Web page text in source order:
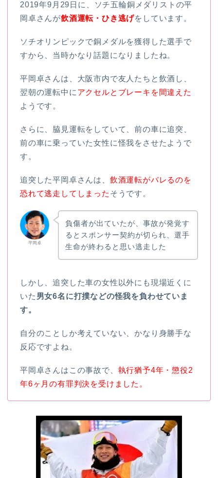
2019年9月29日に、ソチ五輪銅メダリストの平
岡卓さんが飲酒運転・ひき逃げをしています。
ソチオリンピックで銅メダルを獲得した選手で
すから、当時かなり話題になりましたね。
平岡卓さんは、大阪市内で友人たちと飲酒し、
翌朝の運転中にアクセルとブレーキを間違えた
ようです。
さらに、脇見運転をしていて、前の車に追突、
前の車に乗っていた女性に怪我をさせたようで
す。
追突した平岡卓さんは、 飲酒運転がバレるのを
恐れて逃走してしまった そうです。
平岡卓
負傷者が出ていたが、事故が発覚す
るとスポンサー契約が切られ、選手
生命が終わると思い逃走した
しかし、追突した車の女性以外にも現場近くに
いた 男女6名に打撲などの怪我を負わせていま
す。
自分のことしか考えていない、かなり身勝手な
反応ですよね。
平岡卓さんはこの事故で、 執行猶予4年・懲役2
年6ヶ月の有罪判決を受けました。